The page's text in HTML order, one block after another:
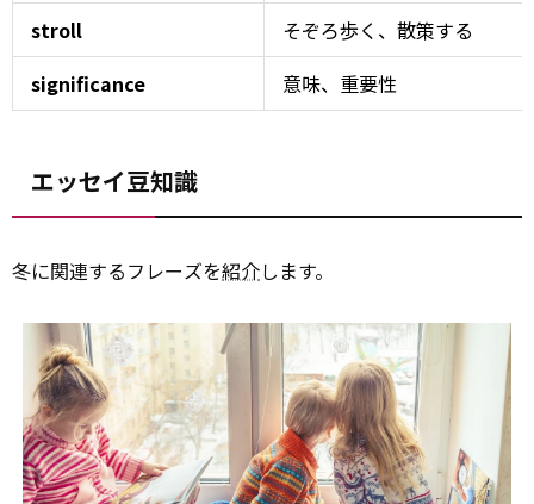
stroll
そぞろ歩く、散策する
significance
意味、重要性
エッセイ豆知識
冬に関連するフレーズを紹介します。